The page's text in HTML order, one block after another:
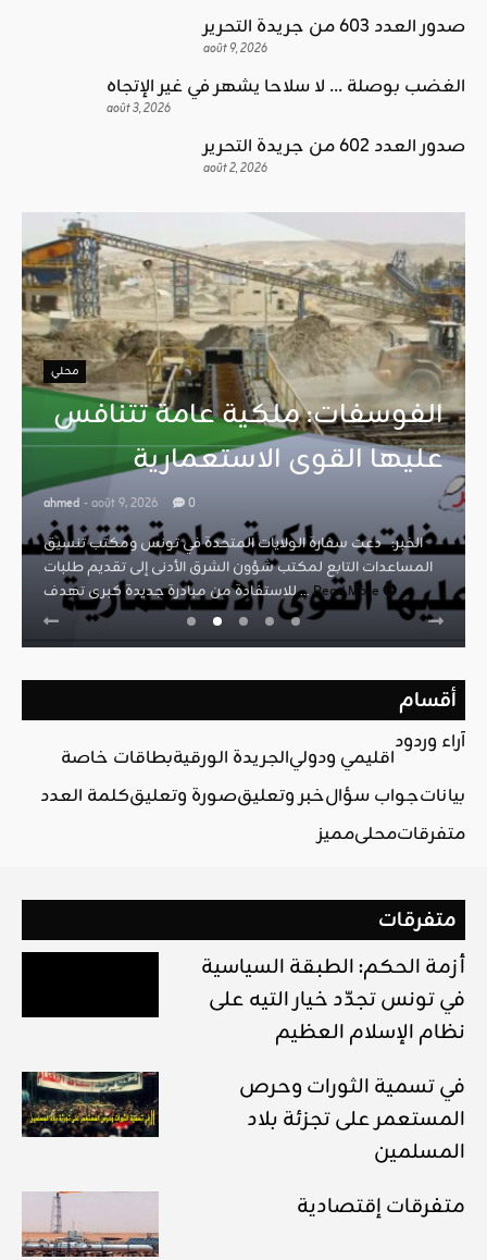
صدور العدد 603 من جريدة التحرير
août 9, 2026
الغضب بوصلة … لا سلاحا يشهر في غير الإتجاه
août 3, 2026
صدور العدد 602 من جريدة التحرير
août 2, 2026
محلي
الفوسفات: ملكية عامة تتنافس
عليها القوى الاستعمارية
ahmed - août 9, 2026 0
الخبر: دعت سفارة الولايات المتحدة في تونس ومكتب تنسيق
المساعدات التابع لمكتب شؤون الشرق الأدنى إلى تقديم طلبات
للاستفادة من مبادرة جديدة كبرى تهدف ...Read More
أقسام
آراء وردود
اقليمي ودوليالجريدة الورقيةبطاقات خاصة
بياناتجواب سؤالخبر وتعليقصورة وتعليقكلمة العدد
متفرقاتمحليمميز
متفرقات
أزمة الحكم: الطبقة السياسية
في تونس تجدّد خيار التيه على
نظام الإسلام العظيم
في تسمية الثورات وحرص
المستعمر على تجزئة بلاد
المسلمين
متفرقات إقتصادية